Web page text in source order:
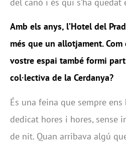
Amb els anys, l’Hotel del
més que un allotjament.
vostre espai també formi
col·lectiva de la Cerdanya?
És una feina que sempre
dedicat hores i hores, sense
de nit. Quan arribava algú